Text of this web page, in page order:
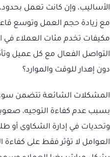
الأساليب، وإن كانت تعمل
مع زيادة حجم العمل وتوسع
مكيفات تخدم مئات العملاء
التواصل الفعال مع كل عميل
دون إهدار للوقت والموارد؟
المشكلات الشائعة تتضمن سوء
بسبب عدم كفاءة التوجيه،
وتحديات في إدارة الشكاوى أو
العوامل لا تؤثر فقط على